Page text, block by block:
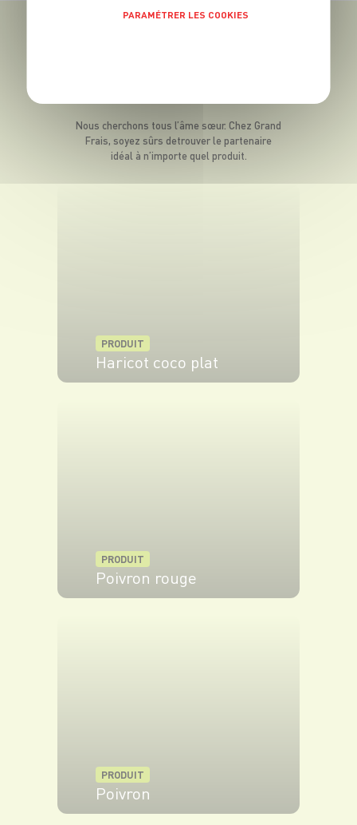
Nous cherchons tous l’âme sœur. Chez Grand
Frais, soyez sûrs detrouver le partenaire
idéal à n’importe quel produit.
PRODUIT
Haricot coco plat
PRODUIT
Poivron rouge
PRODUIT
Poivron
PARAMÉTRER LES COOKIES